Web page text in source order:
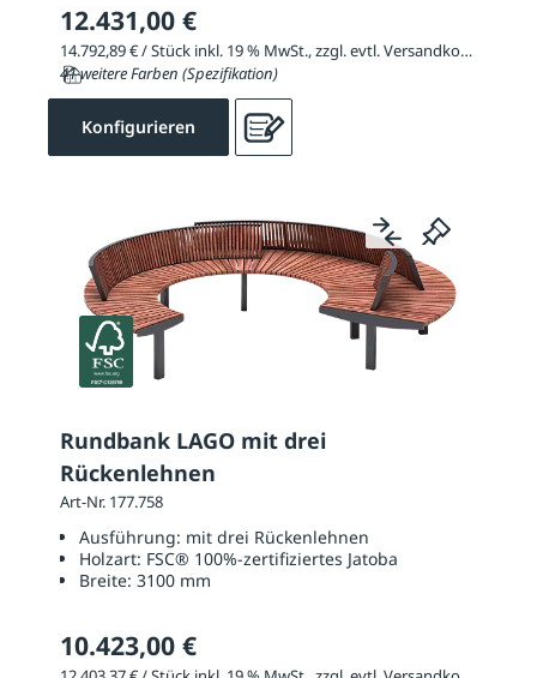
12.431,00 €
14.792,89 € / Stück inkl. 19 % MwSt., zzgl. evtl. Versandkosten
41 weitere Farben (Spezifikation)
Konfigurieren
Rundbank LAGO mit drei
Rückenlehnen
Art-Nr. 177.758
Ausführung: mit drei Rückenlehnen
Holzart: FSC® 100%-zertifiziertes Jatoba
Breite: 3100 mm
10.423,00 €